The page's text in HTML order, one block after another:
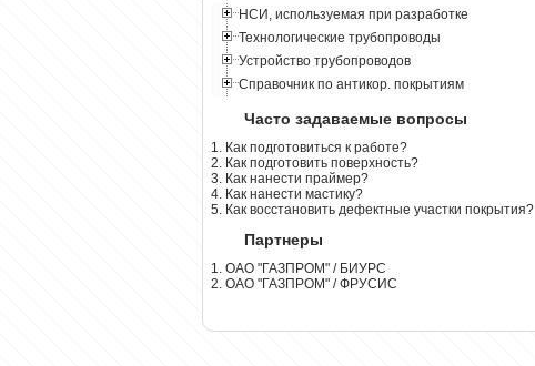
НСИ, используемая при разработке
Технологические трубопроводы
Устройство трубопроводов
Справочник по антикор. покрытиям
Часто задаваемые вопросы
1. Как подготовиться к работе?
2. Как подготовить поверхность?
3. Как нанести праймер?
4. Как нанести мастику?
5. Как восстановить дефектные участки покрытия?
Партнеры
1. ОАО "ГАЗПРОМ" / БИУРС
2. ОАО "ГАЗПРОМ" / ФРУСИС